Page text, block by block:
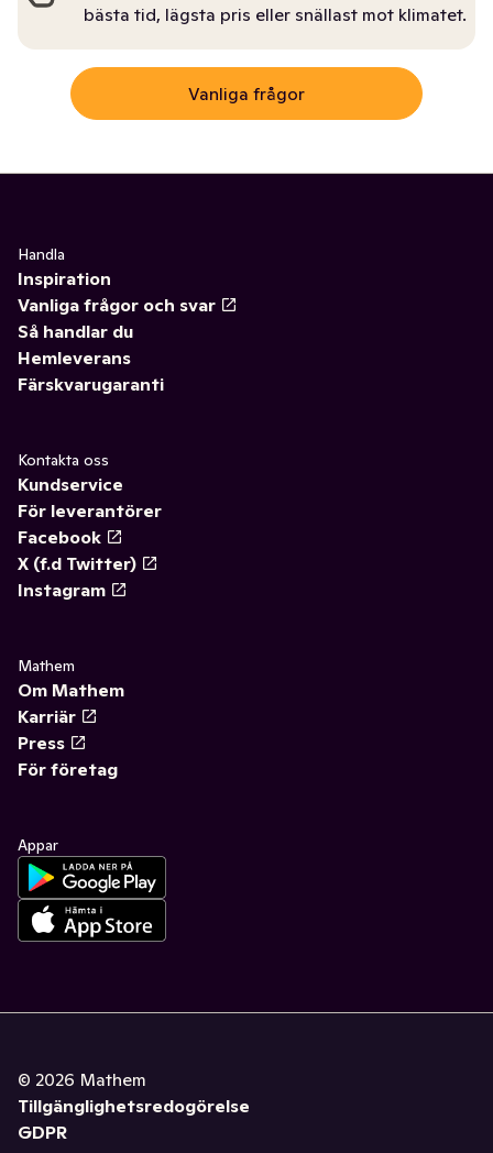
bästa tid, lägsta pris eller snällast mot klimatet.
Vanliga frågor
Handla
Inspiration
Vanliga frågor och svar
Så handlar du
Hemleverans
Färskvarugaranti
Kontakta oss
Kundservice
För leverantörer
Facebook
X (f.d Twitter)
Instagram
Mathem
Om Mathem
Karriär
Press
För företag
Appar
© 2026 Mathem
Tillgänglighetsredogörelse
GDPR